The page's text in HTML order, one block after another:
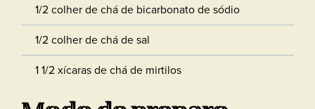
1/2 colher de chá de bicarbonato de sódio
1/2 colher de chá de sal
1 1/2 xícaras de chá de mirtilos